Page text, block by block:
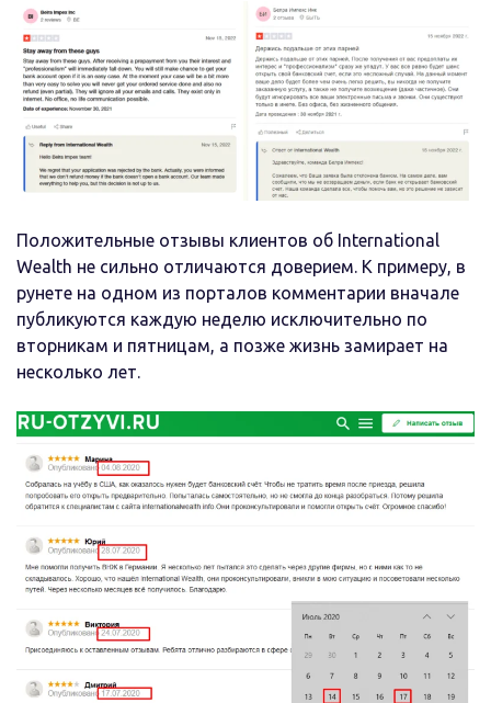
Положительные отзывы клиентов об International
Wealth не сильно отличаются доверием. К примеру, в
рунете на одном из порталов комментарии вначале
публикуются каждую неделю исключительно по
вторникам и пятницам, а позже жизнь замирает на
несколько лет.